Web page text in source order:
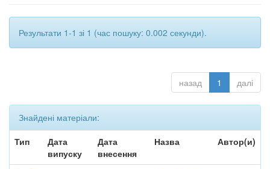
Результати 1-1 зі 1 (час пошуку: 0.002 секунди).
назад 1 далі
Знайдені матеріали:
Тип
Дата
випуску
Дата
внесення
Назва Автор(и)